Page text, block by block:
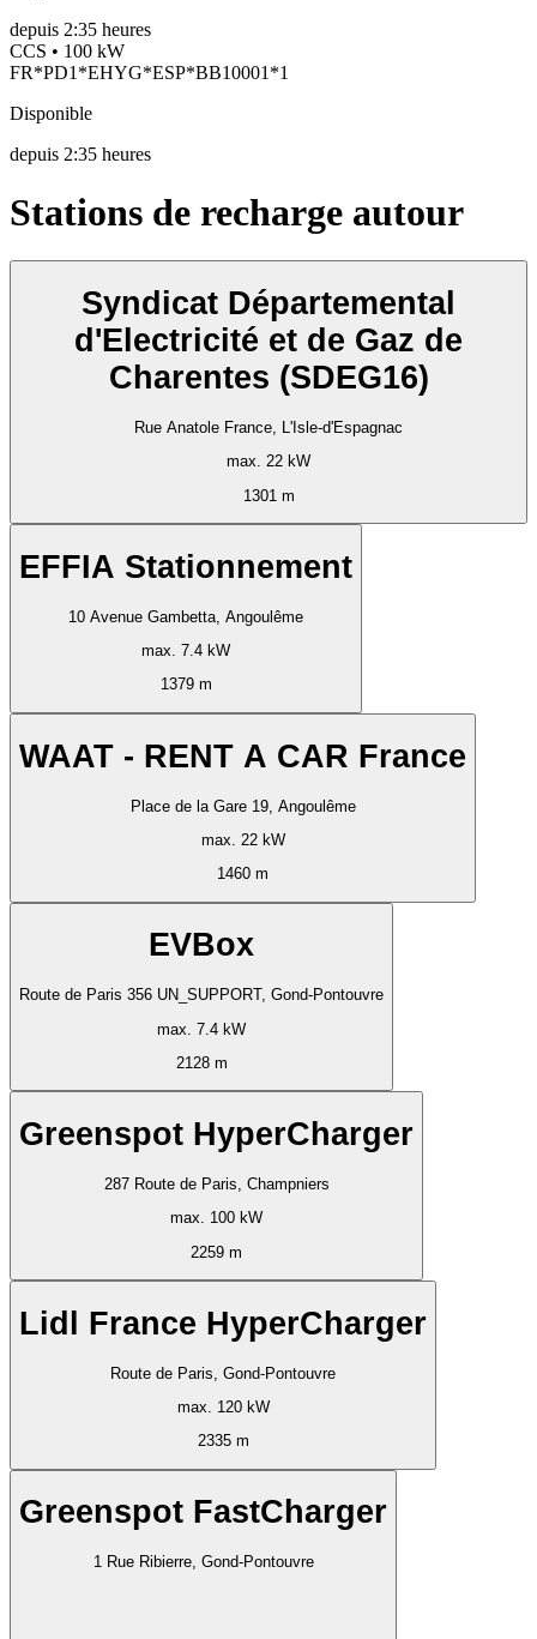
depuis 2:35 heures
CCS • 100 kW
FR*PD1*EHYG*ESP*BB10001*1
Disponible
depuis 2:35 heures
Stations de recharge autour
Syndicat Départemental
d'Electricité et de Gaz de
Charentes (SDEG16)
Rue Anatole France, L'Isle-d'Espagnac
max. 22 kW
1301 m
EFFIA Stationnement
10 Avenue Gambetta, Angoulême
max. 7.4 kW
1379 m
WAAT - RENT A CAR France
Place de la Gare 19, Angoulême
max. 22 kW
1460 m
EVBox
Route de Paris 356 UN_SUPPORT, Gond-Pontouvre
max. 7.4 kW
2128 m
Greenspot HyperCharger
287 Route de Paris, Champniers
max. 100 kW
2259 m
Lidl France HyperCharger
Route de Paris, Gond-Pontouvre
max. 120 kW
2335 m
Greenspot FastCharger
1 Rue Ribierre, Gond-Pontouvre